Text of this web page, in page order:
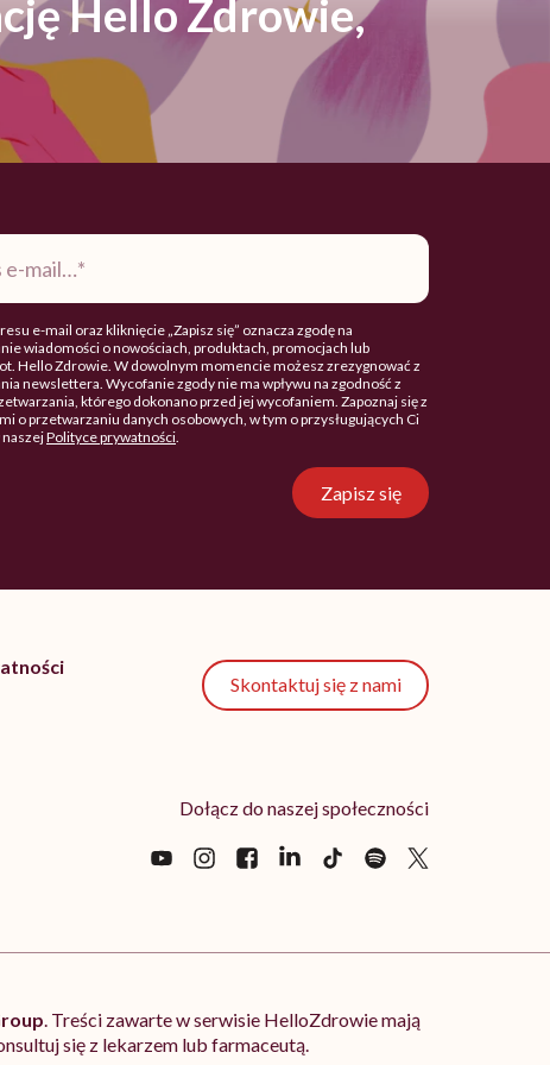
Hello Zdrowie,
e-mail oraz kliknięcie „Zapisz się” oznacza zgodę na
wiadomości o nowościach, produktach, promocjach lub
Hello Zdrowie. W dowolnym momencie możesz zrezygnować z
newslettera. Wycofanie zgody nie ma wpływu na zgodność z
którego dokonano przed jej wycofaniem. Zapoznaj się z
o przetwarzaniu danych osobowych, w tym o przysługujących Ci
naszejPolityce prywatności.
Zapisz się
Skontaktuj się z nami
Dołącz do naszej społeczności
. Treści zawarte w serwisie HelloZdrowie mają
się z lekarzem lub farmaceutą.